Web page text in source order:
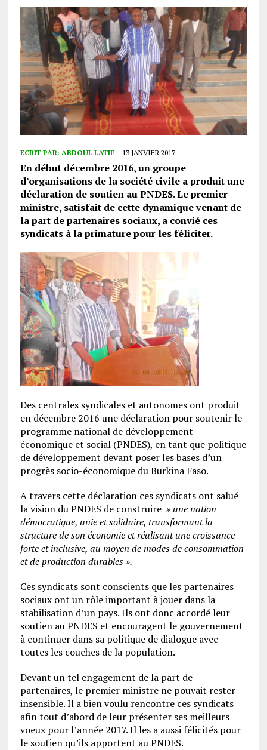
ECRIT PAR: ABDOUL LATIF 13 JANVIER 2017
En début décembre 2016, un groupe
d’organisations de la société civile a produit une
déclaration de soutien au PNDES. Le premier
ministre, satisfait de cette dynamique venant de
la part de partenaires sociaux, a convié ces
syndicats à la primature pour les féliciter.
Des centrales syndicales et autonomes ont produit
en décembre 2016 une déclaration pour soutenir le
programme national de développement
économique et social (PNDES), en tant que politique
de développement devant poser les bases d’un
progrès socio-économique du Burkina Faso.
A travers cette déclaration ces syndicats ont salué
la vision du PNDES de construire » une nation
démocratique, unie et solidaire, transformant la
structure de son économie et réalisant une croissance
forte et inclusive, au moyen de modes de consommation
et de production durables ».
Ces syndicats sont conscients que les partenaires
sociaux ont un rôle important à jouer dans la
stabilisation d’un pays. Ils ont donc accordé leur
soutien au PNDES et encouragent le gouvernement
à continuer dans sa politique de dialogue avec
toutes les couches de la population.
Devant un tel engagement de la part de
partenaires, le premier ministre ne pouvait rester
insensible. Il a bien voulu rencontre ces syndicats
afin tout d’abord de leur présenter ses meilleurs
voeux pour l’année 2017. Il les a aussi félicités pour
le soutien qu’ils apportent au PNDES.